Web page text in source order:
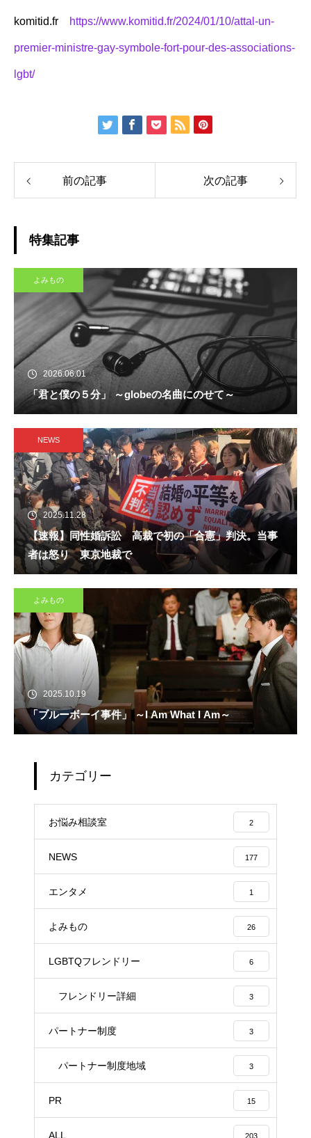
komitid.fr https://www.komitid.fr/2024/01/10/attal-un-
premier-ministre-gay-symbole-fort-pour-des-associations-
lgbt/
前の記事 次の記事
特集記事
よみもの
2026.06.01
「君と僕の５分」 ～globeの名曲にのせて～
NEWS
2025.11.28
【速報】同性婚訴訟 高裁で初の「合憲」判決。当事
者は怒り 東京地裁で
よみもの
2025.10.19
「ブルーボーイ事件」 ～I Am What I Am～
カテゴリー
お悩み相談室 2
NEWS 177
エンタメ 1
よみもの 26
LGBTQフレンドリー 6
フレンドリー詳細 3
パートナー制度 3
パートナー制度地域 3
PR 15
ALL 203